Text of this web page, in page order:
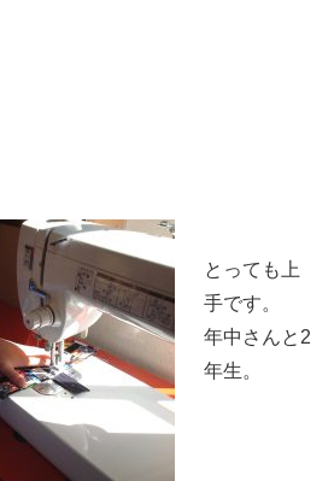
とっても上
手です。
年中さんと2
年生。